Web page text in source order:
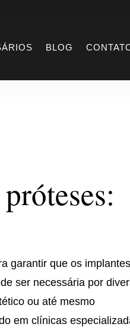
BLOG
garantir que os implantes
ser necessária por
ou até mesmo
em clínicas